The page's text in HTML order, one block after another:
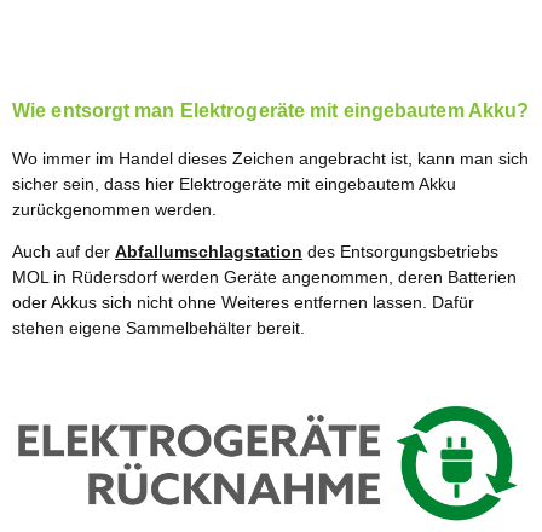
Wie entsorgt man Elektrogeräte mit eingebautem Akku?
Wo immer im Handel dieses Zeichen angebracht ist, kann man sich
sicher sein, dass hier Elektrogeräte mit eingebautem Akku
zurückgenommen werden.
Auch auf der Abfallumschlagstation des Entsorgungsbetriebs
MOL in Rüdersdorf werden Geräte angenommen, deren Batterien
oder Akkus sich nicht ohne Weiteres entfernen lassen. Dafür
stehen eigene Sammelbehälter bereit.